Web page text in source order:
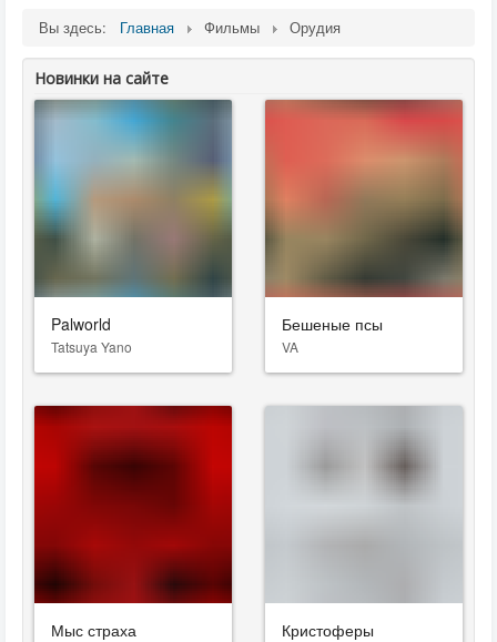
Вы здесь: Главная Фильмы Орудия
Новинки на сайте
Palworld
Tatsuya Yano
Бешеные псы
VA
Мыс страха Кристоферы